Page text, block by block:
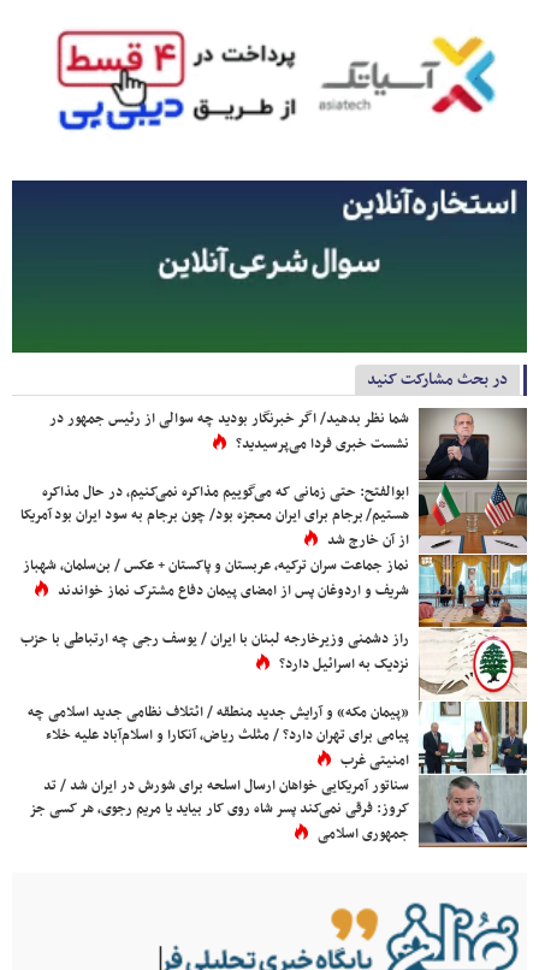
در بحث مشارکت کنید
شما نظر بدهید/ اگر خبرنگار بودید چه سوالی از رئیس جمهور در
نشست خبری فردا می‌پرسیدید؟
ابوالفتح: حتی زمانی که می‌گوییم مذاکره نمی‌کنیم، در حال مذاکره
هستیم/ برجام برای ایران معجزه بود/ چون برجام به سود ایران بود آمریکا
از آن خارج شد
نماز جماعت سران ترکیه، عربستان و پاکستان + عکس / بن‌سلمان، شهباز
شریف و اردوغان پس از امضای پیمان دفاع مشترک نماز خواندند
راز دشمنی وزیرخارجه لبنان با ایران / یوسف رجی چه ارتباطی با حزب
نزدیک به اسرائیل دارد؟
«پیمان مکه» و آرایش جدید منطقه / ائتلاف نظامی جدید اسلامی چه
پیامی برای تهران دارد؟ / مثلث ریاض، آنکارا و اسلام‌آباد علیه خلاء
امنیتی غرب
سناتور آمریکایی خواهان ارسال اسلحه برای شورش در ایران شد / تد
کروز: فرقی نمی‌کند پسر شاه روی کار بیاید یا مریم رجوی، هر کسی جز
جمهوری اسلامی